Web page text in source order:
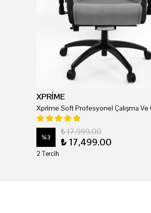
XPRİME
%3
₺ 17,999.00
₺ 17,499.00
2 Tercih